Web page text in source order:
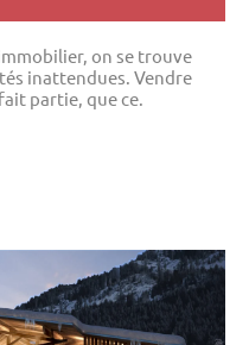
on se trouve
inattendues. Vendre
partie, que ce.